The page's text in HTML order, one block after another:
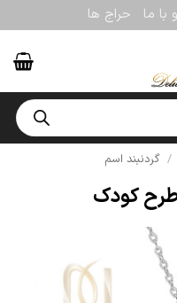
ما حراج ها
/ گردنبند اسم
طرح کودک